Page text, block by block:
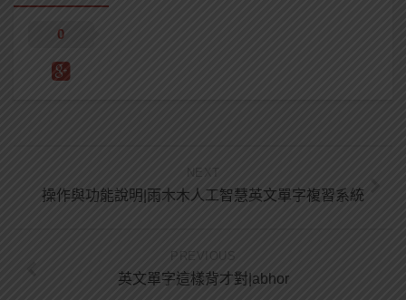
0
NEXT
操作與功能說明|雨木木人工智慧英文單字複習系統
PREVIOUS
英文單字這樣背才對|abhor